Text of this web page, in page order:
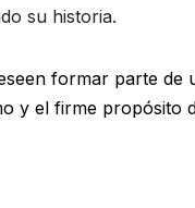
su historia.
formar parte de
y el firme propósito